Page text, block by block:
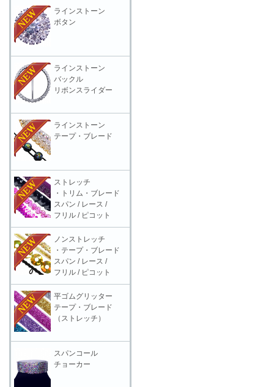
ラインストーン
ボタン
ラインストーン
バックル
リボンスライダー
ラインストーン
テープ・ブレード
ストレッチ
・トリム・ブレード
スパン / レース /
フリル / ピコット
ノンストレッチ
・テープ・ブレード
スパン / レース /
フリル / ピコット
平ゴムグリッター
テープ・ブレード
（ストレッチ）
スパンコール
チョーカー